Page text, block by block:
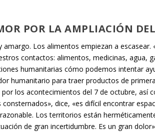
POR LA AMPLIACIÓN
amargo. Los alimentos empiezan a
contactos: alimentos, medicinas, agua,
humanitarias cómo podemos intentar
humanitario para traer productos de
los acontecimientos del 7 de octubre, así
dice, «es difícil encontrar
Los territorios están
de gran incertidumbre. Es un gran